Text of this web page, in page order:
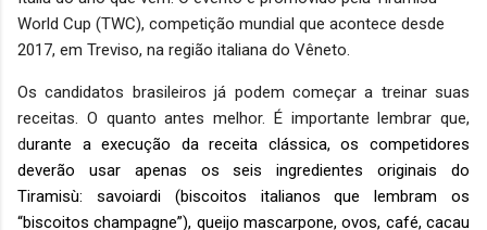
World Cup (TWC), competição mundial que acontece desde
2017, em Treviso, na região italiana do Vêneto.
Os candidatos brasileiros já podem começar a treinar suas
receitas. O quanto antes melhor. É importante lembrar que,
durante a execução da receita clássica, os competidores
deverão usar apenas os seis ingredientes originais do
Tiramisù: savoiardi (biscoitos italianos que lembram os
“biscoitos champagne”), queijo mascarpone, ovos, café, cacau